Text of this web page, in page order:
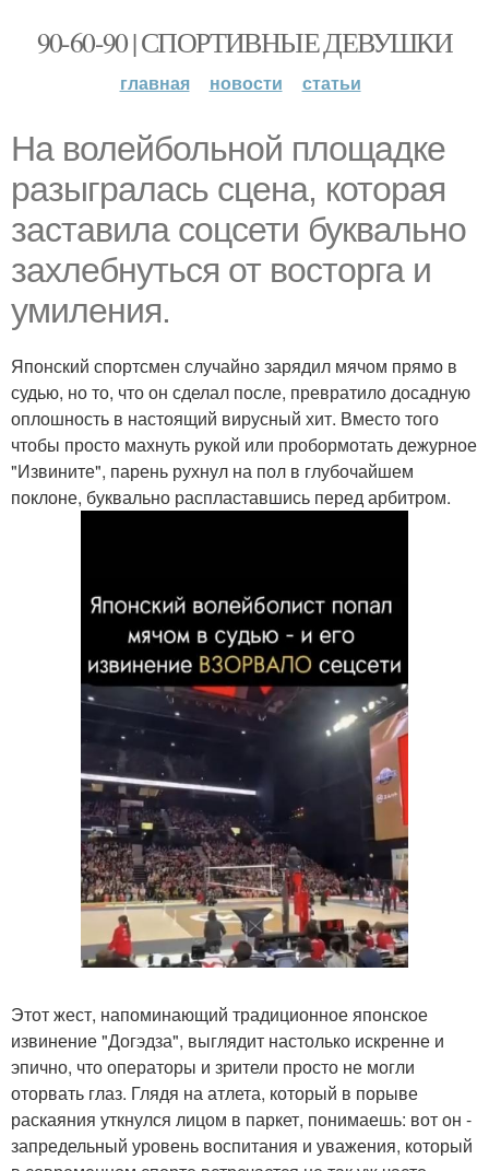
90-60-90 | СПОРТИВНЫЕ ДЕВУШКИ
главная новости статьи
На волейбольной площадке
разыгралась сцена, которая
заставила соцсети буквально
захлебнуться от восторга и
умиления.
Японский спортсмен случайно зарядил мячом прямо в
судью, но то, что он сделал после, превратило досадную
оплошность в настоящий вирусный хит. Вместо того
чтобы просто махнуть рукой или пробормотать дежурное
"Извините", парень рухнул на пол в глубочайшем
поклоне, буквально распластавшись перед арбитром.
Этот жест, напоминающий традиционное японское
извинение "Догэдза", выглядит настолько искренне и
эпично, что операторы и зрители просто не могли
оторвать глаз. Глядя на атлета, который в порыве
раскаяния уткнулся лицом в паркет, понимаешь: вот он -
запредельный уровень воспитания и уважения, который